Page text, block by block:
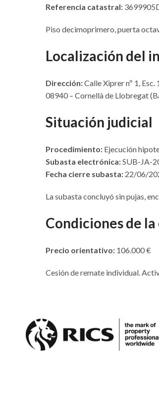
Referencia catastral:
Piso decimoprimero, puerta
Localización del
Dirección:Calle Xiprer nº 1,
08940 – Cornellà de Llobregat
Situación judicial
Procedimiento: Ejecución
Subasta electrónica:SUB-JA-
Fecha cierre subasta: 22/06/
La subasta concluyó sin pujas,
Condiciones de
Precio orientativo: 106.000 €
Cesión de remate individual.